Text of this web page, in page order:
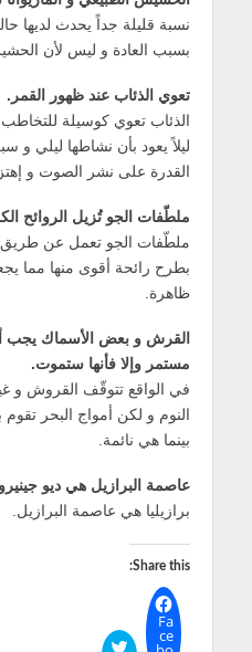
نسبة قليلة جداً يحدث لديها
بسبب العادة و ليس لأن
تعوي الذئاب عند ظهور القمر.
الذئاب تعوي كوسيلة
ليلاً يعود بأن نشاطها ليلي و
القدرة على نشر الصوت و
ملطّفات الجو تُزيل الروائح
ملطّفات الجو تعمل عن طريق
بطرح رائحة أقوى منها مما
ظاهرة.
القرش و بعض الأسماك يجب
مستمر وإلا فأنها ستموت.
في الواقع تتوقّف القروش و
النوم و لكن أمواج البحر تقوم
بينما هي نائمة.
عاصمة البرازيل هي ديو
برازيليا هي عاصمة البرازيل.
Share this:
Fa
ce